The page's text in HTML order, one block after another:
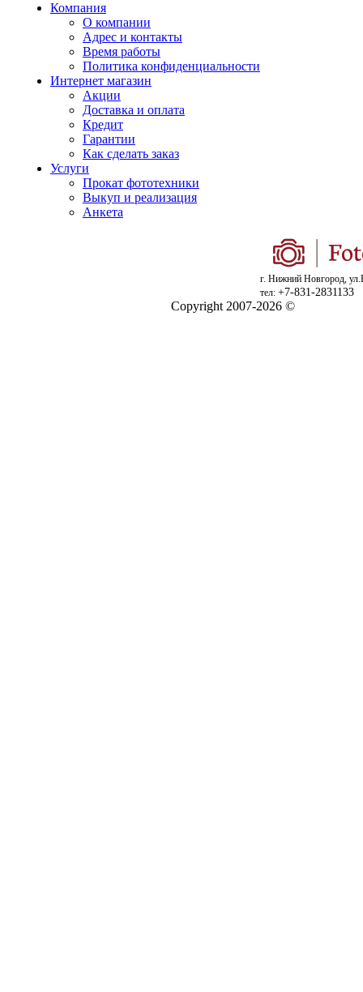
Компания
О компании
Адрес и контакты
Время работы
Политика конфиденциальности
Интернет магазин
Акции
Доставка и оплата
Кредит
Гарантии
Как сделать заказ
Услуги
Прокат фототехники
Выкуп и реализация
Анкета
г. Нижний Новгород,
тел: +7-831-2831133
Copyright 2007-2026 ©